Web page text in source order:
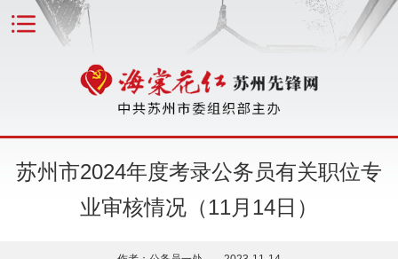
苏州市2024年度考录公务员有关职位专
业审核情况（11月14日）